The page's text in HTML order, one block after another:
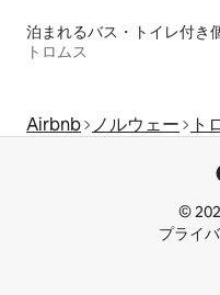
トロムス
Airbnb ノルウェー ト
©
プライ